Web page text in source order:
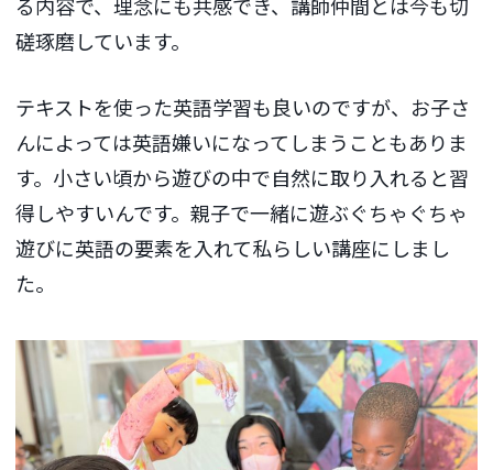
磋琢磨しています。
テキストを使った英語学習も良いのですが、お子さ
んによっては英語嫌いになってしまうこともありま
す。小さい頃から遊びの中で自然に取り入れると習
得しやすいんです。親子で一緒に遊ぶぐちゃぐちゃ
遊びに英語の要素を入れて私らしい講座にしまし
た。